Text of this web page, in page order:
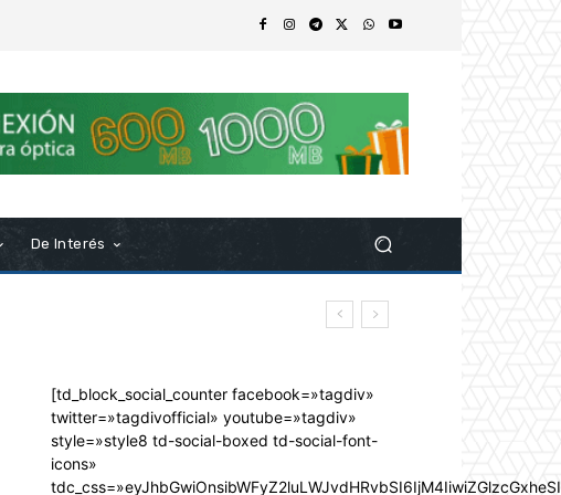
De Interés
[td_block_social_counter facebook=»tagdiv»
twitter=»tagdivofficial» youtube=»tagdiv»
style=»style8 td-social-boxed td-social-font-
icons»